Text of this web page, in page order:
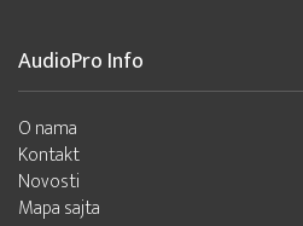
AudioPro Info
O nama
Kontakt
Novosti
Mapa sajta